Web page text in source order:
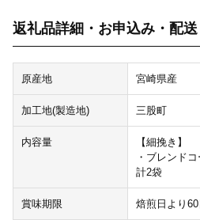
返礼品詳細・お申込み・配送
原産地 宮崎県産
加工地(製造地) 三股町
内容量
【細挽き】
・ブレンド
計2袋
賞味期限 焙煎日より60